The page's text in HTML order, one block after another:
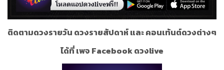
ติดตามดวงรายวัน ดวงรายสัปดาห์ และ คอนเท้นต์ดวงต่างๆ
ได้ที่ เพจ Facebook ดวงlive